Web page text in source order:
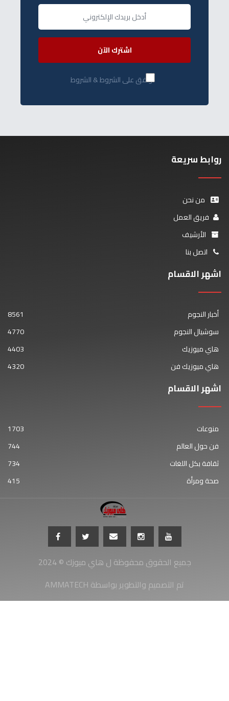
اشترك الآن
أوافق على الشروط & الشروط
روابط سريعة
من نحن
فريق العمل
الأرشيف
اتصل بنا
اشهر الاقسام
أخبار النجوم
8561
سوشيال النجوم
4770
هاي ميوزيك
4403
هاي ميوزيك فن
4320
اشهر الاقسام
منوعات
1703
فن حول العالم
744
ثقافة بكل اللغات
734
صحة ومرأة
415
جميع الحقوق محفوظة ل هاي ميوزك © 2024
AMMATECH تم التصميم والتطوير بواسطة